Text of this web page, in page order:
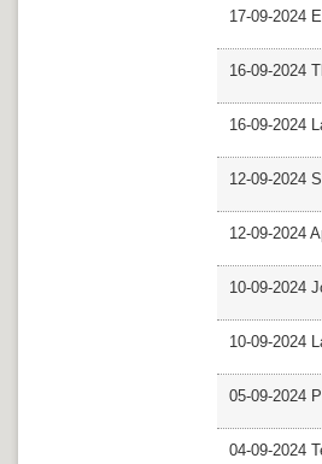
17-09-2024
16-09-2024
16-09-2024
12-09-2024
12-09-2024
10-09-2024
10-09-2024
05-09-2024
04-09-2024